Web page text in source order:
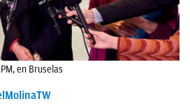
en Bruselas